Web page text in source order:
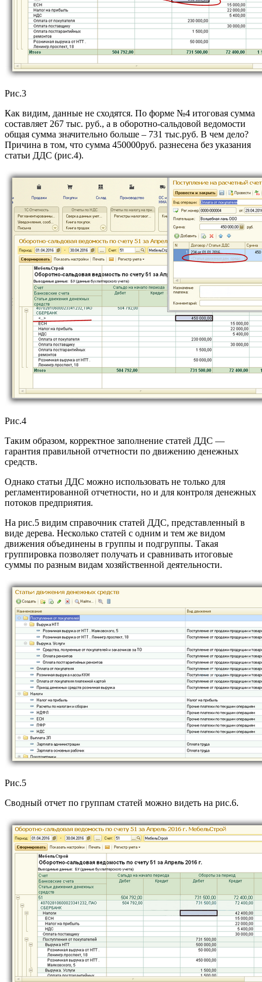
Рис.3
Как видим, данные не сходятся. По форме №4 итоговая сумма
составляет 267 тыс. руб., а в оборотно-сальдовой ведомости
общая сумма значительно больше – 731 тыс.руб. В чем дело?
Причина в том, что сумма 450000руб. разнесена без указания
статьи ДДС (рис.4).
Рис.4
Таким образом, корректное заполнение статей ДДС —
гарантия правильной отчетности по движению денежных
средств.
Однако статьи ДДС можно использовать не только для
регламентированной отчетности, но и для контроля денежных
потоков предприятия.
На рис.5 видим справочник статей ДДС, представленный в
виде дерева. Несколько статей с одним и тем же видом
движения объединены в группы и подгруппы. Такая
группировка позволяет получать и сравнивать итоговые
суммы по разным видам хозяйственной деятельности.
Рис.5
Сводный отчет по группам статей можно видеть на рис.6.